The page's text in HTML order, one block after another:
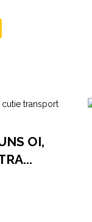
cadou
OI,